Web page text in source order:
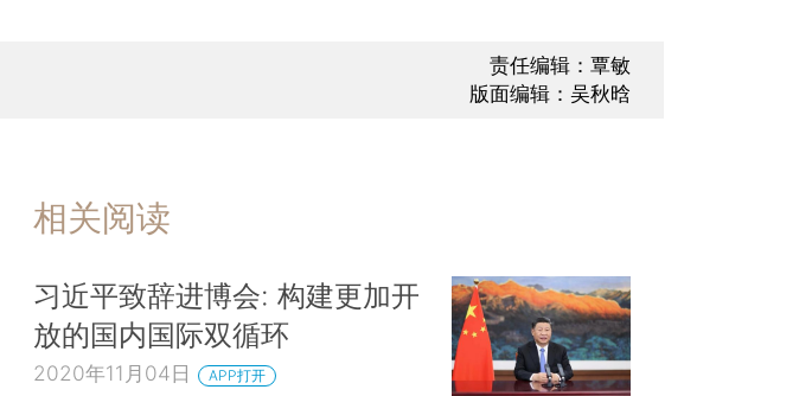
责任编辑：覃敏
版面编辑：吴秋晗
相关阅读
习近平致辞进博会: 构建更加开
放的国内国际双循环
2020年11月04日 APP打开